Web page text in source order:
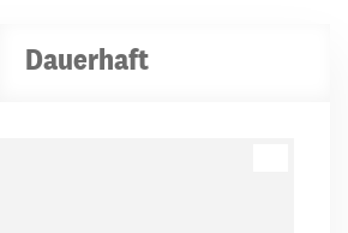
Dauerhaft